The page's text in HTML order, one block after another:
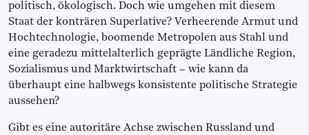
politisch, ökologisch. Doch wie umgehen mit diesem
Staat der konträren Superlative? Verheerende Armut und
Hochtechnologie, boomende Metropolen aus Stahl und
eine geradezu mittelalterlich geprägte Ländliche Region,
Sozialismus und Marktwirtschaft – wie kann da
überhaupt eine halbwegs konsistente politische Strategie
aussehen?
Gibt es eine autoritäre Achse zwischen Russland und